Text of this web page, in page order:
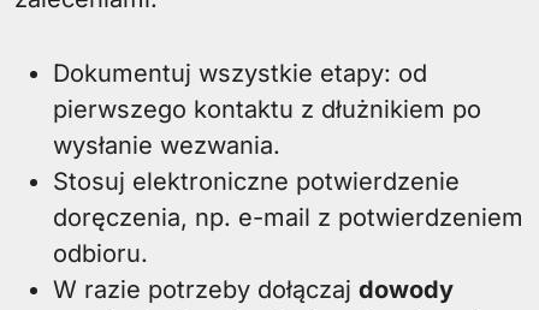
Dokumentuj wszystkie etapy: od
pierwszego kontaktu z dłużnikiem po
wysłanie wezwania.
Stosuj elektroniczne potwierdzenie
doręczenia, np. e-mail z potwierdzeniem
odbioru.
W razie potrzeby dołączaj dowody